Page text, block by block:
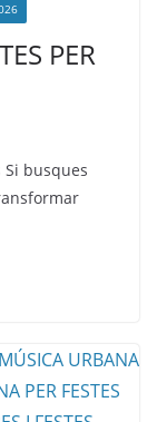
PER
Si busques